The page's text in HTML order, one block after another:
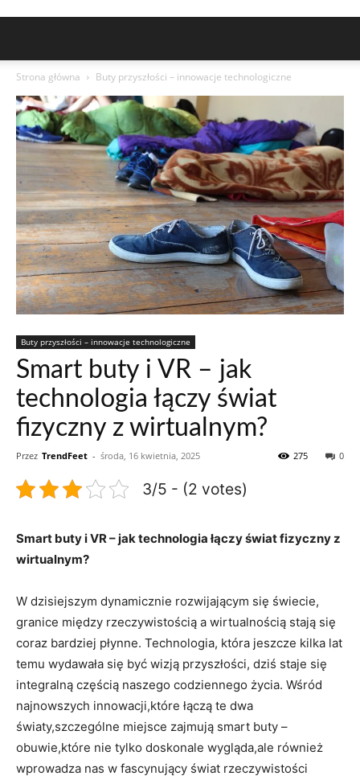
Strona główna Buty przyszłości – innowacje technologiczne
Buty przyszłości – innowacje technologiczne
Smart buty i VR – jak
technologia łączy świat
fizyczny z wirtualnym?
Przez TrendFeet - środa, 16 kwietnia, 2025 0
275
3/5 - (2 votes)
Smart buty i VR – jak technologia łączy świat fizyczny z
wirtualnym?
W dzisiejszym dynamicznie rozwijającym się świecie,
granice między rzeczywistością a wirtualnością stają się
coraz bardziej płynne. Technologia, która jeszcze kilka lat
temu wydawała się być wizją przyszłości, dziś staje się
integralną częścią naszego codziennego życia. Wśród
najnowszych innowacji,które łączą te dwa
światy,szczególne miejsce zajmują smart buty –
obuwie,które nie tylko doskonale wygląda,ale również
wprowadza nas w fascynujący świat rzeczywistości